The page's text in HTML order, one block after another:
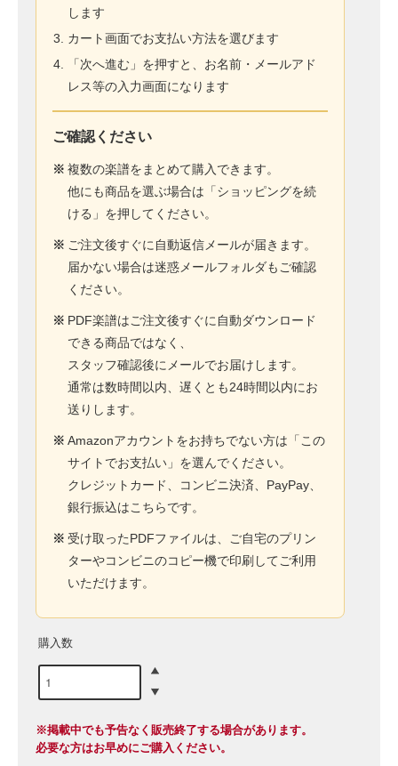
します
カート画面でお支払い方法を選びます
「次へ進む」を押すと、お名前・メールアド
レス等の入力画面になります
ご確認ください
※ 複数の楽譜をまとめて購入できます。
他にも商品を選ぶ場合は「ショッピングを続
ける」を押してください。
※ ご注文後すぐに自動返信メールが届きます。
届かない場合は迷惑メールフォルダもご確認
ください。
※ PDF楽譜はご注文後すぐに自動ダウンロード
できる商品ではなく、
スタッフ確認後にメールでお届けします。
通常は数時間以内、遅くとも24時間以内にお
送りします。
※ Amazonアカウントをお持ちでない方は「この
サイトでお支払い」を選んでください。
クレジットカード、コンビニ決済、PayPay、
銀行振込はこちらです。
※ 受け取ったPDFファイルは、ご自宅のプリン
ターやコンビニのコピー機で印刷してご利用
いただけます。
購入数
※掲載中でも予告なく販売終了する場合があります。
必要な方はお早めにご購入ください。